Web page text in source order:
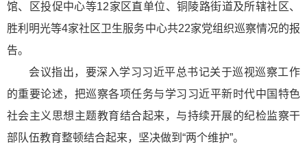
馆、区投促中心等12家区直单位、铜陵路街道及所辖社区、
胜利明光等4家社区卫生服务中心共22家党组织巡察情况的报
告。
会议指出，要深入学习习近平总书记关于巡视巡察工作
的重要论述，把巡察各项任务与学习习近平新时代中国特色
社会主义思想主题教育结合起来，与持续开展的纪检监察干
部队伍教育整顿结合起来，坚决做到“两个维护”。